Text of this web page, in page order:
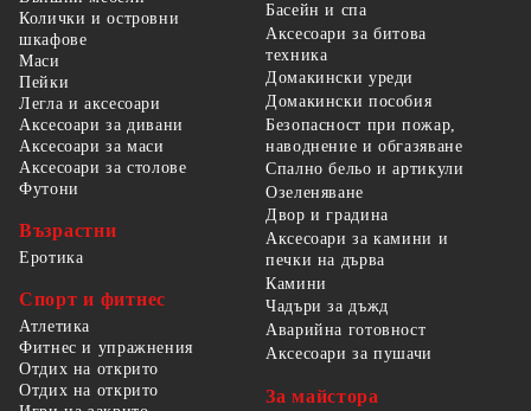
Колички и островни
шкафове
Маси
Пейки
Легла и аксесоари
Аксесоари за дивани
Аксесоари за маси
Аксесоари за столове
Футони
Възрастни
Еротика
Спорт и фитнес
Атлетика
Фитнес и упражнения
Отдих на открито
Отдих на открито
Басейн и спа
Аксесоари за битова
техника
Домакински уреди
Домакински пособия
Безопасност при пожар,
наводнение и обгазяване
Спално бельо и артикули
Озеленяване
Двор и градина
Аксесоари за камини и
печки на дърва
Камини
Чадъри за дъжд
Аварийна готовност
Аксесоари за пушачи
За майстора